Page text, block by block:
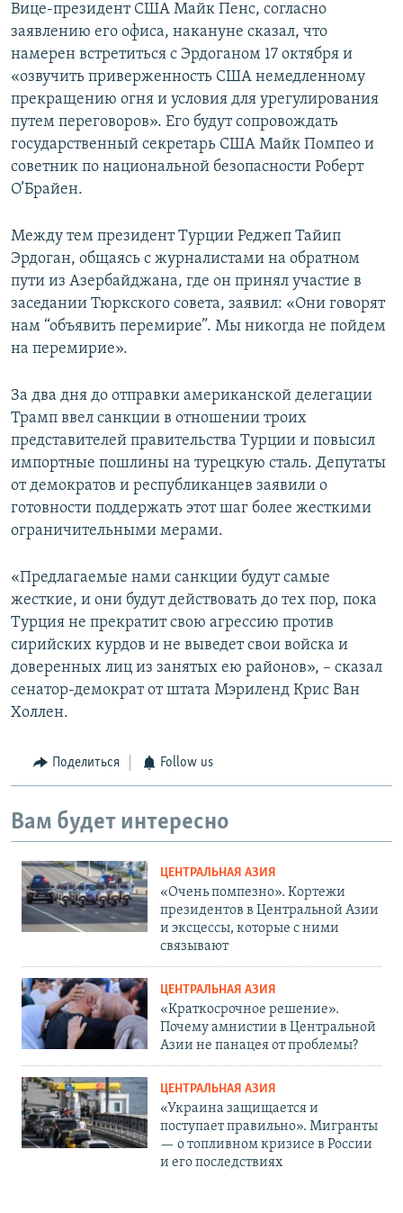
Вице-президент США Майк Пенс, согласно
заявлению его офиса, накануне сказал, что
намерен встретиться с Эрдоганом 17 октября и
«озвучить приверженность США немедленному
прекращению огня и условия для урегулирования
путем переговоров». Его будут сопровождать
государственный секретарь США Майк Помпео и
советник по национальной безопасности Роберт
О’Брайен.
Между тем президент Турции Реджеп Тайип
Эрдоган, общаясь с журналистами на обратном
пути из Азербайджана, где он принял участие в
заседании Тюркского совета, заявил: «Они говорят
нам “объявить перемирие”. Мы никогда не пойдем
на перемирие».
За два дня до отправки американской делегации
Трамп ввел санкции в отношении троих
представителей правительства Турции и повысил
импортные пошлины на турецкую сталь. Депутаты
от демократов и республиканцев заявили о
готовности поддержать этот шаг более жесткими
ограничительными мерами.
«Предлагаемые нами санкции будут самые
жесткие, и они будут действовать до тех пор, пока
Турция не прекратит свою агрессию против
сирийских курдов и не выведет свои войска и
доверенных лиц из занятых ею районов», – сказал
сенатор-демократ от штата Мэриленд Крис Ван
Холлен.
Поделиться Follow us
Вам будет интересно
ЦЕНТРАЛЬНАЯ АЗИЯ
«Очень помпезно». Кортежи
президентов в Центральной Азии
и эксцессы, которые с ними
связывают
ЦЕНТРАЛЬНАЯ АЗИЯ
«Краткосрочное решение».
Почему амнистии в Центральной
Азии не панацея от проблемы?
ЦЕНТРАЛЬНАЯ АЗИЯ
«Украина защищается и
поступает правильно». Мигранты
— о топливном кризисе в России
и его последствиях